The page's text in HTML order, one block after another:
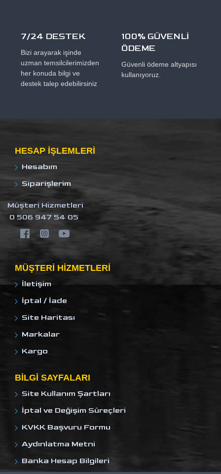
7/24 DESTEK
Bizi arayarak işinde
uzman temsilcilerimizden
her konuda bilgi ve
destek talep edebilirsiniz
100% GÜVENLİ
ÖDEME
Güvenli ödeme altyapısı
kullanıyoruz.
HESAP IŞLEMLERI
Hesabım
Siparişlerim
Müşteri Hizmetleri
0 506 947 54 05
MÜŞTERI HIZMETLERI
İletişim
İptal / İade
Site Haritası
Markalar
Kargo
BILGI SAYFALARI
Site Kullanım Şartları
İptal ve Değişim Süreçleri
KVKK Başvuru Formu
Aydınlatma Metni
Banka Hesap Bilgileri